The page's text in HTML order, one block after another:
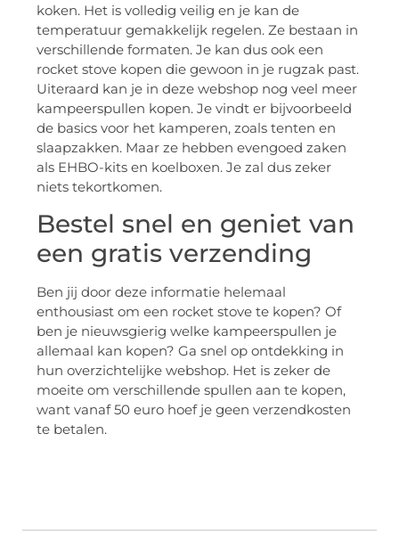
koken. Het is volledig veilig en je kan de
temperatuur gemakkelijk regelen. Ze bestaan in
verschillende formaten. Je kan dus ook een
rocket stove kopen die gewoon in je rugzak past.
Uiteraard kan je in deze webshop nog veel meer
kampeerspullen kopen. Je vindt er bijvoorbeeld
de basics voor het kamperen, zoals tenten en
slaapzakken. Maar ze hebben evengoed zaken
als EHBO-kits en koelboxen. Je zal dus zeker
niets tekortkomen.
Bestel snel en geniet van
een gratis verzending
Ben jij door deze informatie helemaal
enthousiast om een rocket stove te kopen? Of
ben je nieuwsgierig welke kampeerspullen je
allemaal kan kopen? Ga snel op ontdekking in
hun overzichtelijke webshop. Het is zeker de
moeite om verschillende spullen aan te kopen,
want vanaf 50 euro hoef je geen verzendkosten
te betalen.